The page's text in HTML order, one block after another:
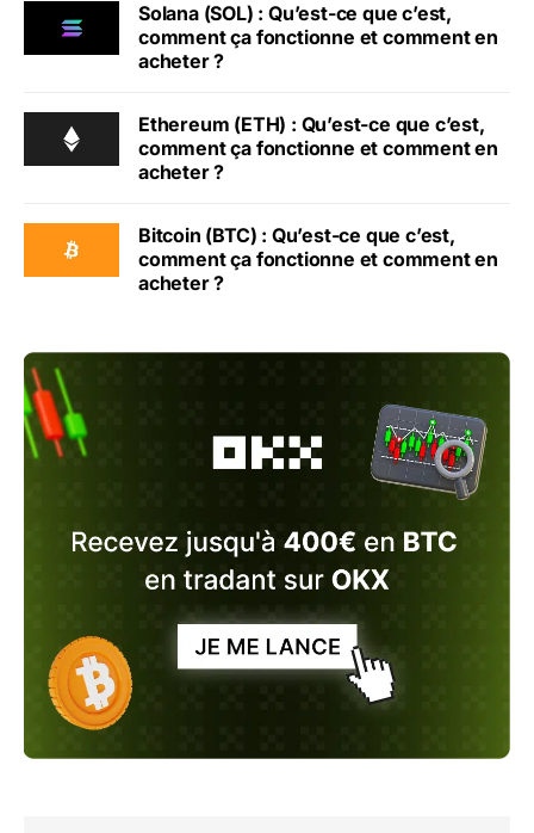
Solana (SOL) : Qu’est-ce que c’est,
comment ça fonctionne et comment en
acheter ?
Ethereum (ETH) : Qu’est-ce que c’est,
comment ça fonctionne et comment en
acheter ?
Bitcoin (BTC) : Qu’est-ce que c’est,
comment ça fonctionne et comment en
acheter ?